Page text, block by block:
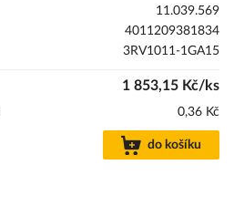
11.039.569
4011209381834
3RV1011-1GA15
1 853,15 Kč/ks
0,36 Kč
do košíku